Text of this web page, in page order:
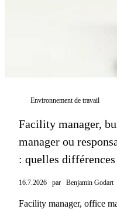
Environnement de travail
Facility manager,
manager ou
: quelles différences
16.7.2026 par Benjamin Godart
Facility manager, office